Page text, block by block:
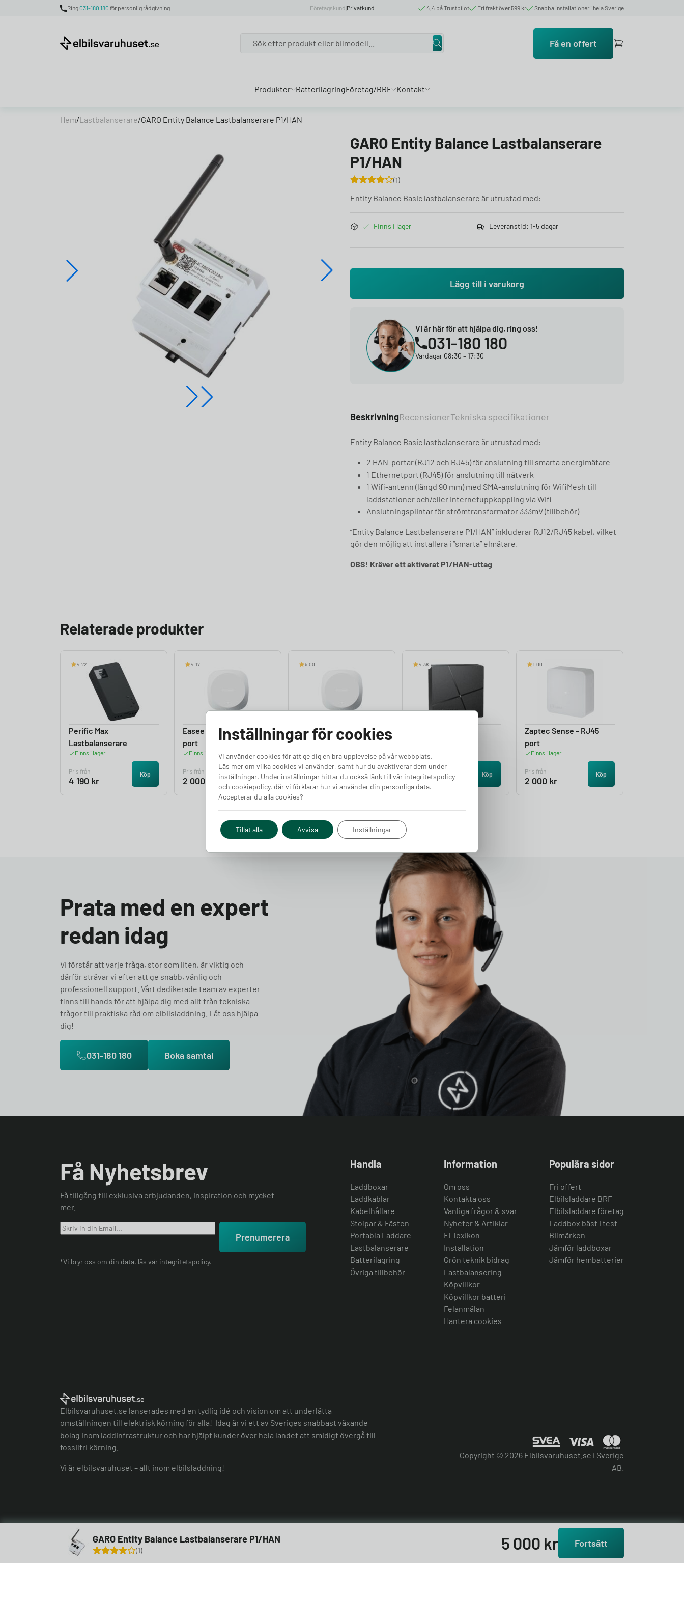
Ring031-180 180 för personlig rådgivning Företagskund|Privatkund 4,4 på Trustpilot Fri frakt över 599 kr Snabba installationer i hela Sverige
Få en offert
Produkter BatterilagringFöretag/BRF Kontakt
Hem/Lastbalanserare/GARO Entity Balance Lastbalanserare P1/HAN
GARO Entity Balance Lastbalanserare
P1/HAN
1
Entity Balance Basic lastbalanserare är utrustad med:
Finns i lager Leveranstid: 1-5 dagar
Lägg till i varukorg
Vi är här för att hjälpa dig, ring oss!
031-180 180
Vardagar 08:30 – 17:30
BeskrivningRecensionerTekniska specifikationer
Entity Balance Basic lastbalanserare är utrustad med:
2 HAN-portar (RJ12 och RJ45) för anslutning till smarta energimätare
1 Ethernetport (RJ45) för anslutning till nätverk
1 Wifi-antenn (längd 90 mm) med SMA-anslutning för WifiMesh till
laddstationer och/eller Internetuppkoppling via Wifi
Anslutningsplintar för strömtransformator 333mV (tillbehör)
“Entity Balance Lastbalanserare P1/HAN” inkluderar RJ12/RJ45 kabel, vilket
gör den möjlig att installera i “smarta” elmätare.
OBS! Kräver ett aktiverat P1/HAN-uttag
Relaterade produkter
4.22
Perific Max
Lastbalanserare
Finns i lager
Pris från
4 190 kr
Köp
4.17
Easee Equalizer – RJ12
port
Finns i lager
Pris från
2 000
Köp
5.00
Easee Equalizer – RJ45
port
Finns i lager
Pris från
2 000 kr
Köp
4.38
Finns i lager
Pris från
2 000kr
Köp
1.00
Zaptec Sense – RJ45
port
Finns i lager
Pris från
2 000 kr
Köp
Prata med en expert
redan idag
Vi förstår att varje fråga, stor som liten, är viktig och
därför strävar vi efter att ge snabb, vänlig och
professionell support. Vårt dedikerade team av experter
finns till hands för att hjälpa dig med allt från tekniska
frågor till praktiska råd om elbilsladdning. Låt oss hjälpa
dig!
031-180 180 Boka samtal
Få Nyhetsbrev
Få tillgång till exklusiva erbjudanden, inspiration och mycket
mer.
Prenumerera
*Vi bryr oss om din data, läs vår integritetspolicy.
Handla
Laddboxar
Laddkablar
Kabelhållare
Stolpar & Fästen
Portabla Laddare
Lastbalanserare
Batterilagring
Övriga tillbehör
Information
Om oss
Kontakta oss
Vanliga frågor & svar
Nyheter & Artiklar
El-lexikon
Installation
Grön teknik bidrag
Lastbalansering
Köpvillkor
Köpvillkor batteri
Felanmälan
Hantera cookies
Populära sidor
Fri offert
Elbilsladdare BRF
Elbilsladdare företag
Laddbox bäst i test
Bilmärken
Jämför laddboxar
Jämför hembatterier
Elbilsvaruhuset.se lanserades med en tydlig idé och vision om att underlätta
omställningen till elektrisk körning för alla! Idag är vi ett av Sveriges snabbast växande
bolag inom laddinfrastruktur och har hjälpt kunder över hela landet att smidigt övergå till
fossilfri körning.
Vi är elbilsvaruhuset – allt inom elbilsladdning!
Copyright © 2026 Elbilsvaruhuset.se i Sverige
AB.
Inställningar för cookies
Vi använder cookies för att ge dig en bra upplevelse på vår webbplats.
Läs mer om vilka cookies vi använder, samt hur du avaktiverar dem under
inställningar. Under inställningar hittar du också länk till vår integritetspolicy
och cookiepolicy, där vi förklarar hur vi använder din personliga data.
Accepterar du alla cookies?
Tillåt alla Avvisa Inställningar
GARO Entity Balance Lastbalanserare P1/HAN
1 5 000 kr Fortsätt